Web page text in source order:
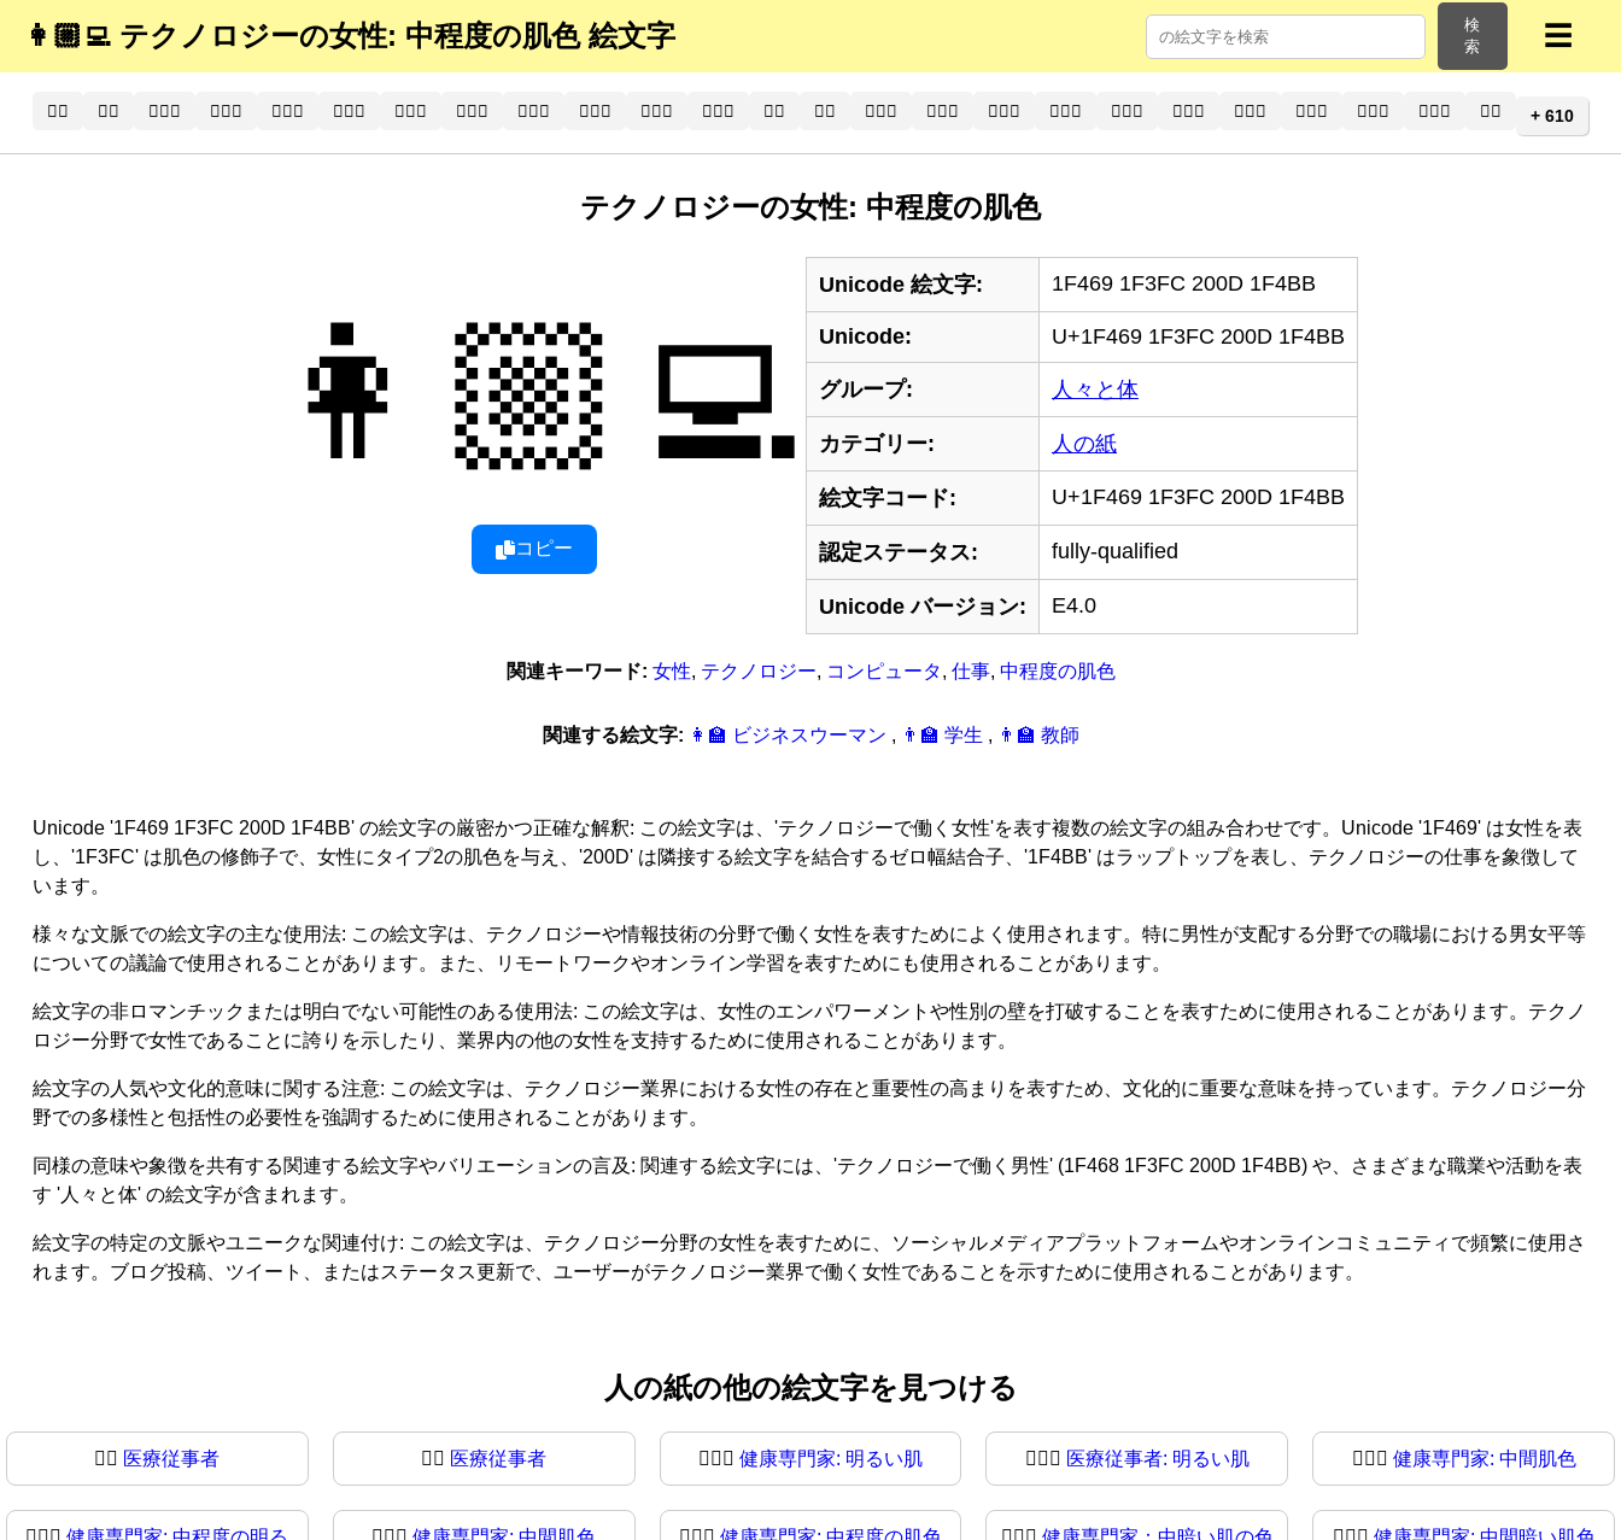
👩🏼‍💻 テクノロジーの女性: 中程度の肌色 絵文字
検
索
☰
🧑‍⚕️ 🧑‍⚕ 🧑🏻‍⚕️ 🧑🏻‍⚕ 🧑🏼‍⚕️ 🧑🏼‍⚕ 🧑🏽‍⚕️ 🧑🏽‍⚕ 🧑🏾‍⚕️ 🧑🏾‍⚕ 🧑🏿‍⚕️ 🧑🏿‍⚕ 👨‍⚕️ 👨‍⚕ 👨🏻‍⚕️ 👨🏻‍⚕ 👨🏼‍⚕️ 👨🏼‍⚕ 👨🏽‍⚕️ 👨🏽‍⚕ 👨🏾‍⚕️ 👨🏾‍⚕ 👨🏿‍⚕️ 👨🏿‍⚕ 👩‍⚕️ + 610
テクノロジーの女性: 中程度の肌色
👩🏼‍💻
コピー
Unicode 絵文字: 1F469 1F3FC 200D 1F4BB
Unicode: U+1F469 1F3FC 200D 1F4BB
グループ: 人々と体
カテゴリー: 人の紙
絵文字コード: U+1F469 1F3FC 200D 1F4BB
認定ステータス: fully-qualified
Unicode バージョン: E4.0
関連キーワード: 女性, テクノロジー, コンピュータ, 仕事, 中程度の肌色
関連する絵文字: 👩‍🏫 ビジネスウーマン , 👨‍🏫 学生 , 👨‍🏫 教師
Unicode '1F469 1F3FC 200D 1F4BB' の絵文字の厳密かつ正確な解釈: この絵文字は、'テクノロジーで働く女性'を表す複数の絵文字の組み合わせです。Unicode '1F469' は女性を表
し、'1F3FC' は肌色の修飾子で、女性にタイプ2の肌色を与え、'200D' は隣接する絵文字を結合するゼロ幅結合子、'1F4BB' はラップトップを表し、テクノロジーの仕事を象徴して
います。
様々な文脈での絵文字の主な使用法: この絵文字は、テクノロジーや情報技術の分野で働く女性を表すためによく使用されます。特に男性が支配する分野での職場における男女平等
についての議論で使用されることがあります。また、リモートワークやオンライン学習を表すためにも使用されることがあります。
絵文字の非ロマンチックまたは明白でない可能性のある使用法: この絵文字は、女性のエンパワーメントや性別の壁を打破することを表すために使用されることがあります。テクノ
ロジー分野で女性であることに誇りを示したり、業界内の他の女性を支持するために使用されることがあります。
絵文字の人気や文化的意味に関する注意: この絵文字は、テクノロジー業界における女性の存在と重要性の高まりを表すため、文化的に重要な意味を持っています。テクノロジー分
野での多様性と包括性の必要性を強調するために使用されることがあります。
同様の意味や象徴を共有する関連する絵文字やバリエーションの言及: 関連する絵文字には、'テクノロジーで働く男性' (1F468 1F3FC 200D 1F4BB) や、さまざまな職業や活動を表
す '人々と体' の絵文字が含まれます。
絵文字の特定の文脈やユニークな関連付け: この絵文字は、テクノロジー分野の女性を表すために、ソーシャルメディアプラットフォームやオンラインコミュニティで頻繁に使用さ
れます。ブログ投稿、ツイート、またはステータス更新で、ユーザーがテクノロジー業界で働く女性であることを示すために使用されることがあります。
人の紙の他の絵文字を見つける
🧑‍⚕️ 医療従事者 🧑‍⚕ 医療従事者 🧑🏻‍⚕️ 健康専門家: 明るい肌 🧑🏻‍⚕ 医療従事者: 明るい肌 🧑🏼‍⚕️ 健康専門家: 中間肌色